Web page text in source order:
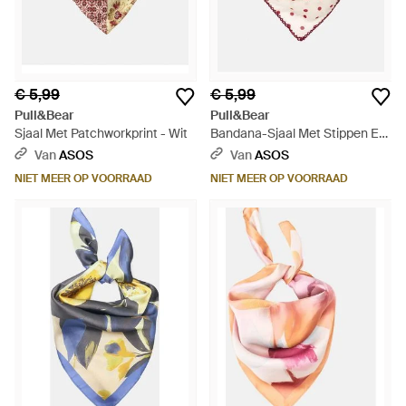
€ 5,99
Pull&Bear
Sjaal Met Patchworkprint - Wit
VanASOS
NIET MEER OP VOORRAAD
€ 5,99
Pull&Bear
Bandana-Sjaal Met Stippen En
Kanten Rand - Roze
VanASOS
NIET MEER OP VOORRAAD